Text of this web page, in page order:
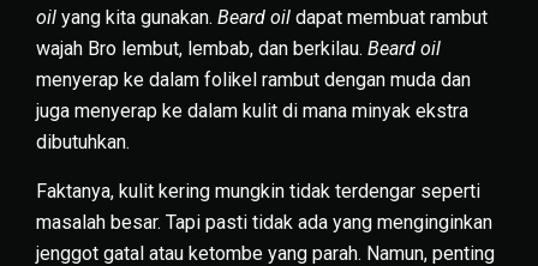
oil yang kita gunakan. Beard oil dapat membuat rambut
wajah Bro lembut, lembab, dan berkilau. Beard oil
menyerap ke dalam folikel rambut dengan muda dan
juga menyerap ke dalam kulit di mana minyak ekstra
dibutuhkan.
Faktanya, kulit kering mungkin tidak terdengar seperti
masalah besar. Tapi pasti tidak ada yang menginginkan
jenggot gatal atau ketombe yang parah. Namun, penting